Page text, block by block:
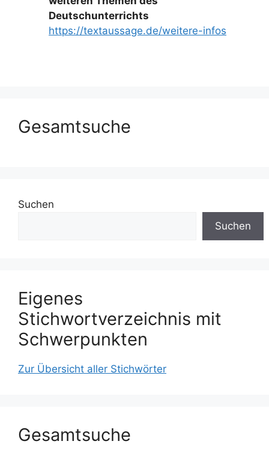
Deutschunterrichts
https://textaussage.de/weitere-infos
Gesamtsuche
Suchen
Suchen
Eigenes
Stichwortverzeichnis mit
Schwerpunkten
Zur Übersicht aller Stichwörter
Gesamtsuche